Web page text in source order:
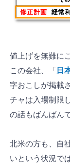
値上げを無難に
この会社、「 日
字おこしが掲載
チャは入場制限
の話もばんばん
北米の方も、自
いという状況で